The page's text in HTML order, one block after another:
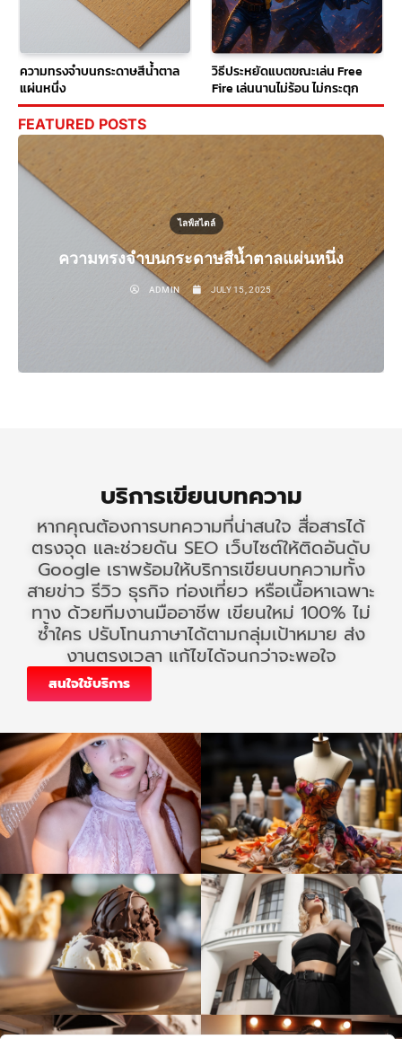
ความทรงจำบนกระดาษสีน้ำตาล
แผ่นหนึ่ง
วิธีประหยัดแบตขณะเล่น Free
Fire เล่นนานไม่ร้อน ไม่กระตุก
FEATURED POSTS
ไลฟ์สไตล์
ความทรงจำบนกระดาษสีน้ำตาลแผ่นหนึ่ง
ADMIN JULY 15, 2025
บริการเขียนบทความ
หากคุณต้องการบทความที่น่าสนใจ สื่อสารได้
ตรงจุด และช่วยดัน SEO เว็บไซต์ให้ติดอันดับ
Google เราพร้อมให้บริการเขียนบทความทั้ง
สายข่าว รีวิว ธุรกิจ ท่องเที่ยว หรือเนื้อหาเฉพาะ
ทาง ด้วยทีมงานมืออาชีพ เขียนใหม่ 100% ไม่
ซ้ำใคร ปรับโทนภาษาได้ตามกลุ่มเป้าหมาย ส่ง
งานตรงเวลา แก้ไขได้จนกว่าจะพอใจ
สนใจใช้บริการ